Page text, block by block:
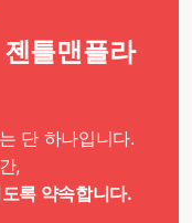
틀맨플라
단 하나입니다.
,
록 약속합니다.